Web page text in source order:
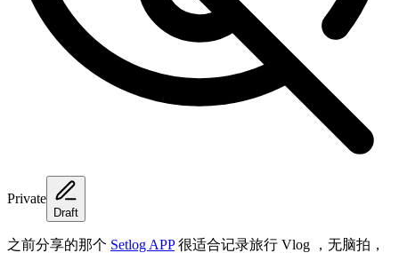
Private
Draft
之前分享的那个 Setlog APP很适合记录旅行 Vlog ，无脑拍，